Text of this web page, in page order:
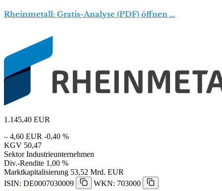
Rheinmetall: Gratis-Analyse (PDF) öffnen …
1.145,40 EUR
– 4,60 EUR -0,40 %
KGV 50,47
Sektor Industrieunternehmen
Div.-Rendite 1,00 %
Marktkapitalisierung 53,52 Mrd. EUR
ISIN: DE0007030009
WKN: 703000